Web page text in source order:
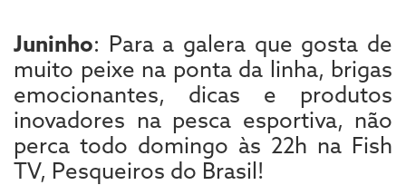
Juninho: Para a galera que gosta de
muito peixe na ponta da linha, brigas
emocionantes, dicas e produtos
inovadores na pesca esportiva, não
perca todo domingo às 22h na Fish
TV, Pesqueiros do Brasil!